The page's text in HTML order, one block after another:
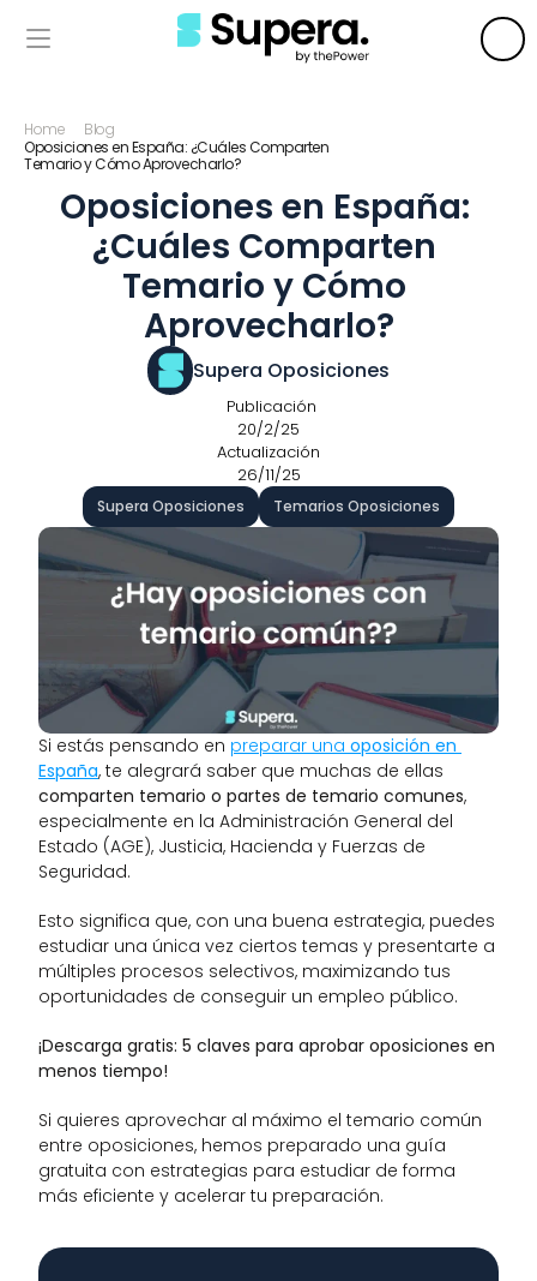
Home
Blog
Oposiciones en España: ¿Cuáles Comparten
Temario y Cómo Aprovecharlo?
Oposiciones en España:
¿Cuáles Comparten
Temario y Cómo
Aprovecharlo?
Supera Oposiciones
Publicación
20/2/25
Actualización
26/11/25
Supera Oposiciones Temarios Oposiciones
Si estás pensando en preparar una oposición en
España
comparten temario o partes de temario comunes,
especialmente en la Administración General del
Estado (AGE), Justicia, Hacienda y Fuerzas de
Seguridad.
Esto significa que, con una buena estrategia, puedes
estudiar una única vez ciertos temas y presentarte a
múltiples procesos selectivos, maximizando tus
oportunidades de conseguir un empleo público.
¡Descarga gratis: 5 claves para aprobar oposiciones en
menos tiempo!
Si quieres aprovechar al máximo el temario común
entre oposiciones, hemos preparado una guía
gratuita con estrategias para estudiar de forma
más eficiente y acelerar tu preparación.